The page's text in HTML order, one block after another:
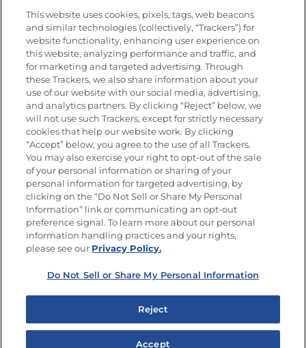
Nutrición
Únete a La Cocina Goya®
Recibe Nuevas Recetas, Ofertas Especiales y
Promociones
Email(Obligatorio)
SÍGUENOS EN LAS REDES SOCIALES
Política de privacidad
No vender ni compartir mis datos personales
Copyright © 2026 Goya Foods, Inc. Todos los derechos reservados.
This website uses cookies, pixels, tags, web beacons
and similar technologies (collectively, “Trackers”) for
website functionality, enhancing user experience on
this website, analyzing performance and traffic, and
for marketing and targeted advertising. Through
these Trackers, we also share information about your
use of our website with our social media, advertising,
and analytics partners. By clicking “Reject” below, we
will not use such Trackers, except for strictly necessary
cookies that help our website work. By clicking
“Accept” below, you agree to the use of all Trackers.
You may also exercise your right to opt-out of the sale
of your personal information or sharing of your
personal information for targeted advertising, by
clicking on the “Do Not Sell or Share My Personal
Information” link or communicating an opt-out
preference signal. To learn more about our personal
information handling practices and your rights,
please see our Privacy Policy.
Do Not Sell or Share My Personal Information
Reject
Accept